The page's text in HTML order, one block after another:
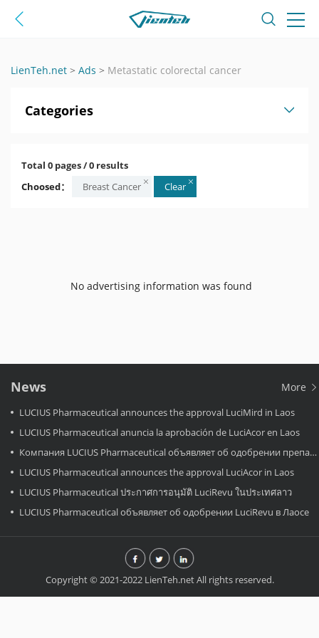
LienTeh.net > Ads > Metastatic colorectal cancer
Categories
Total 0 pages / 0 results
Choosed：
Breast Cancer Clear
No advertising information was found
News More
LUCIUS Pharmaceutical announces the approval LuciMird in Laos
LUCIUS Pharmaceutical anuncia la aprobación de LuciAcor en Laos
Компания LUCIUS Pharmaceutical объявляет об одобрении препарата LuciAcor в Лаосе.
LUCIUS Pharmaceutical announces the approval LuciAcor in Laos
LUCIUS Pharmaceutical ประกาศการอนุมัติ LuciRevu ในประเทศลาว
LUCIUS Pharmaceutical объявляет об одобрении LuciRevu в Лаосе
Copyright © 2021-2022 LienTeh.net All rights reserved.